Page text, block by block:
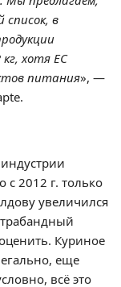
в
хотя ЕС
питания», —
с 2012 г. только
увеличился
Куриное
еще
всё это